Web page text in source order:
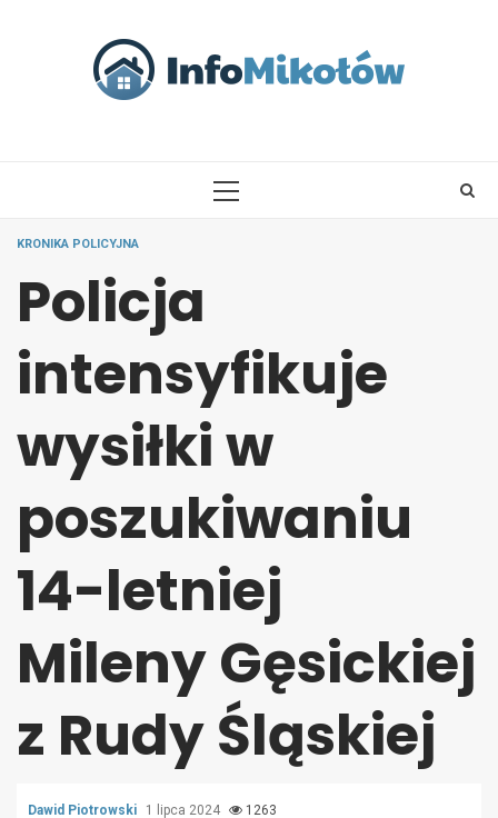
PRIMARY
KRONIKA POLICYJNA
Policja
intensyfikuje
wysiłki w
poszukiwaniu
14-letniej
Mileny Gęsickiej
z Rudy Śląskiej
Dawid Piotrowski 1 lipca 2024 1263